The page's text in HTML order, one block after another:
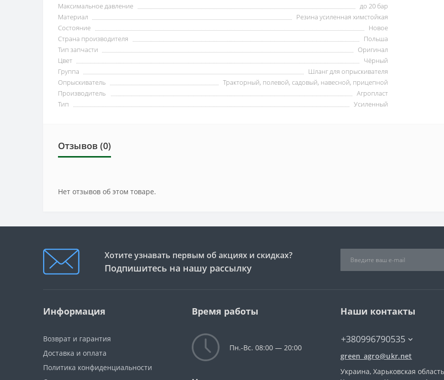
Максимальное давление
до 20 бар
Материал
Резина усиленная химстойкая
Состояние
Новое
Страна производителя
Польша
Тип запчасти
Оригинал
Цвет
Чёрный
Группа
Шланг для опрыскивателя
Опрыскиватель
Тракторный, полевой, садовый, навесной, прицепной
Производитель
Агропласт
Тип
Усиленный
Отзывов (0)
Нет отзывов об этом товаре.
Хотите узнавать первым об акциях и скидках?
Подпишитесь на нашу рассылку
Информация
Возврат и гарантия
Доставка и оплата
Политика конфиденциальности
Время работы
Пн.-Вс. 08:00 — 20:00
Наши контакты
+380996790535
green_agro@ukr.net
Украина, Харьковская